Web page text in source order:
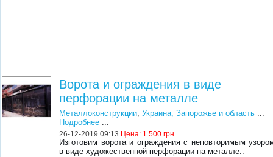
Ворота и ограждения в виде
перфорации на металле
Металлоконструкции,Украина, Запорожье и область ...
Подробнее ...
26-12-2019 09:13 Цена: 1 500 грн.
Изготовим ворота и ограждения с неповторимым
в виде художественной перфорации на металле..